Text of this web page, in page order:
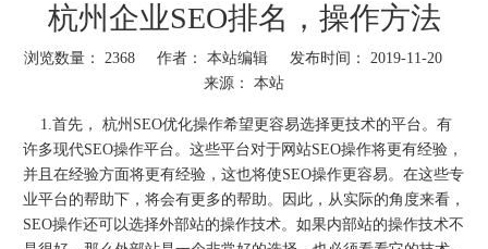
杭州企业SEO排名，操作方法
浏览数量： 2368 作者： 本站编辑 发布时间： 2019-11-20
来源： 本站
["wechat","weibo","qzone","douban","email"]
1.首先， 杭州SEO优化操作希望更容易选择更技术的平台。有
许多现代SEO操作平台。这些平台对于网站SEO操作将更有经验，
并且在经验方面将更有经验，这也将使SEO操作更容易。在这些专
业平台的帮助下，将会有更多的帮助。因此，从实际的角度来看，
SEO操作还可以选择外部站的操作技术。如果内部站的操作技术不